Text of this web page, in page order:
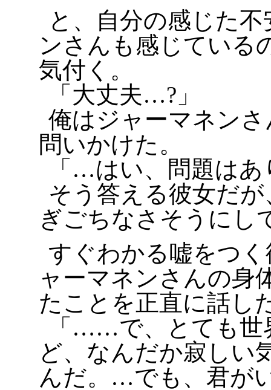
と、自分の感じた
ンさんも感じている
気付く。
「大丈夫…?」
俺はジャーマネン
問いかけた。
「…はい、問題は
そう答える彼女だ
ぎごちなさそうにし
すぐわかる嘘をつ
ャーマネンさんの身
たことを正直に話し
「……で、とても世
ど、なんだか寂しい
んだ。…でも、君が